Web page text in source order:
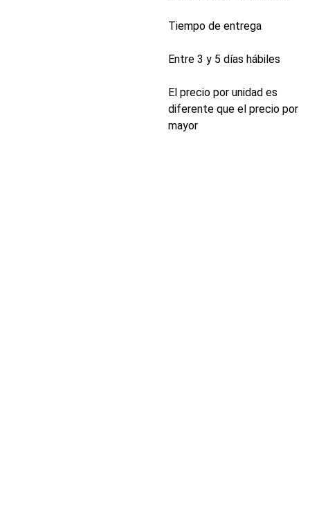
Tiempo de entrega
Entre 3 y 5 días hábiles
El precio por unidad es
diferente que el precio por
mayor